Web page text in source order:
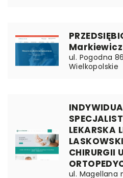
Markiewicz
ul. Pogodna
Wielkopolskie
LEKARSKA
CHIRURGII
ul. Magellana